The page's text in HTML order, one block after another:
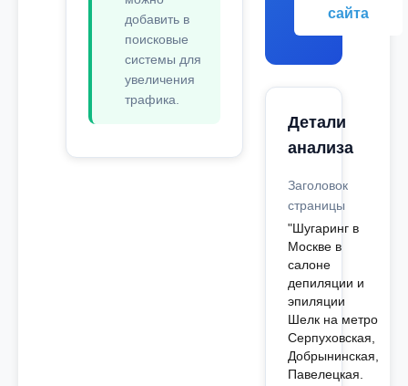
добавить в
поисковые
системы для
увеличения
трафика.
сайта
Детали
анализа
Заголовок
страницы
"Шугаринг в
Москве в
салоне
депиляции и
эпиляции
Шелк на метро
Серпуховская,
Добрынинская,
Павелецкая.